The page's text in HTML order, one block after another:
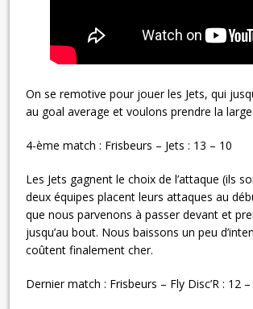
On se remotive pour jouer les Jets, qui
au goal average et voulons prendre la large.
4-ème match : Frisbeurs – Jets : 13 – 10
Les Jets gagnent le choix de l’attaque (ils
deux équipes placent leurs attaques au
que nous parvenons à passer devant et
jusqu’au bout. Nous baissons un peu
coûtent finalement cher.
Dernier match : Frisbeurs – Fly Disc’R : 12 –